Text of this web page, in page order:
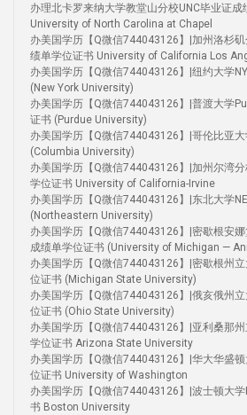
办理北卡罗来纳大学教堂山分校UNC毕业证
University of North Carolina at Chapel
办美国学历【Q微信744043126】|加州洛杉
绩单学位证书 University of California Los
办美国学历【Q微信744043126】|纽约大学
(New York University)
办美国学历【Q微信744043126】|普渡大学
证书 (Purdue University)
办美国学历【Q微信744043126】|哥伦比亚
(Columbia University)
办美国学历【Q微信744043126】|加州尔湾
学位证书 University of California-Irvine
办美国学历【Q微信744043126】|东北大学
(Northeastern University)
办美国学历【Q微信744043126】|密歇根安
成绩单学位证书 (University of Michigan —
办美国学历【Q微信744043126】|密歇根州
位证书 (Michigan State University)
办美国学历【Q微信744043126】|俄亥俄州
位证书 (Ohio State University)
办美国学历【Q微信744043126】|亚利桑那
学位证书 Arizona State University
办美国学历【Q微信744043126】|华大华盛
位证书 University of Washington
办美国学历【Q微信744043126】|波士顿大
书 Boston University